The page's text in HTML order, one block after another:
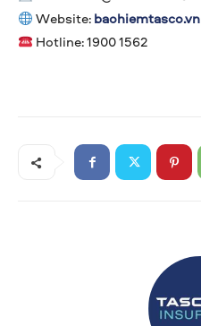
Website:baohiemtasco.vn
Hotline: 1900 1562